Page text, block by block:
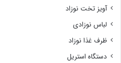
آویز تخت نوزاد
لباس نوزادی
ظرف غذا نوزاد
دستگاه استریل